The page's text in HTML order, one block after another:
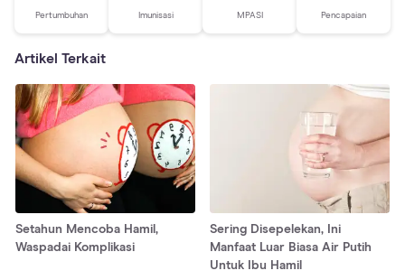
Pertumbuhan Imunisasi MPASI Pencapaian
Artikel Terkait
Setahun Mencoba Hamil,
Waspadai Komplikasi
Sering Disepelekan, Ini
Manfaat Luar Biasa Air Putih
Untuk Ibu Hamil